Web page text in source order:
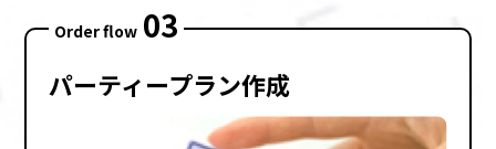
Order flow 03
パーティープラン作成